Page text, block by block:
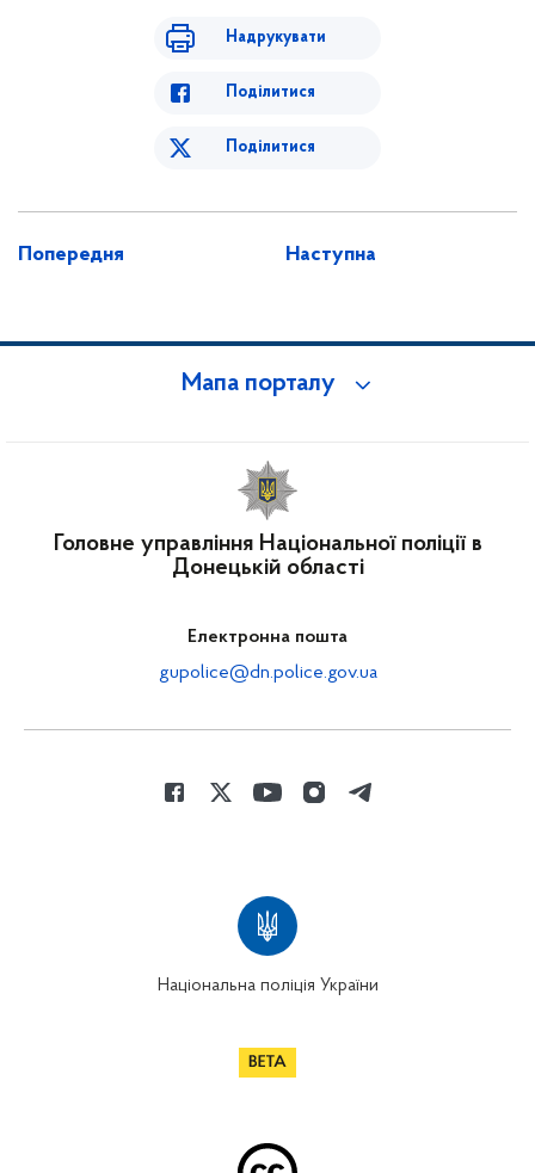
Надрукувати
Поділитися
Поділитися
Попередня Наступна
Мапа порталу
Головне управління Національної поліції в
Донецькій області
Електронна пошта
gupolice@dn.police.gov.ua
Національна поліція України